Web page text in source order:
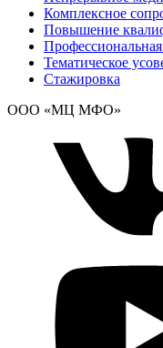
Комплексное
Повышение
Тематическое
Стажировка
ООО «МЦ МФО»